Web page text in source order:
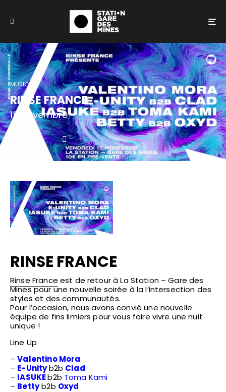
MUSIQUE
RINSE FRANCE
15 novembre
RINSE FRANCE
Rinse France est de retour àLa Station – Gare des
Minespour une nouvelle soirée à la l’intersection des
styles et des communautés.
Pour l’occasion, nous avons convié une nouvelle
équipe de fins limiers pour vous faire vivre une nuit
unique !
Line Up
–Valentino Mora
– E-Unityb2b Clad
– IASUKEb2b Toma Kami
– Bettyb2b Oxyd